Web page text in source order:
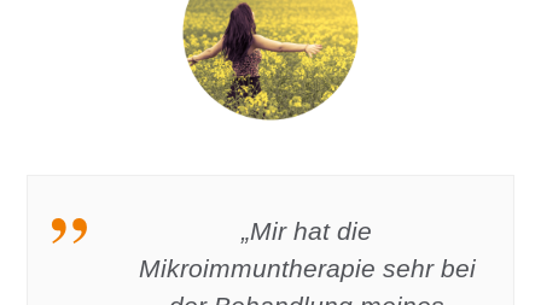
„Mir hat die
Mikroimmuntherapie sehr bei